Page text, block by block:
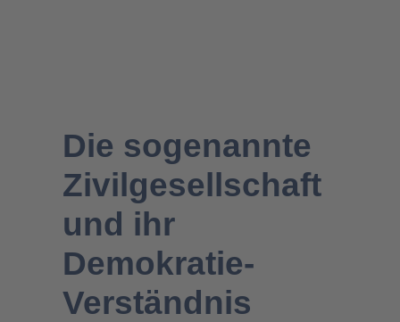
Die sogenannte
Zivilgesellschaft
und ihr
Demokratie-
Verständnis